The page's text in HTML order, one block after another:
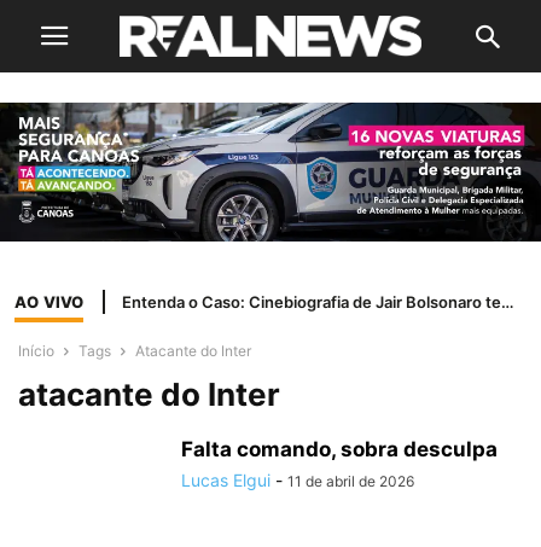
AO VIVO Entenda o Caso: Cinebiografia de Jair Bolsonaro tem problemas com a Ancine
Início Tags Atacante do Inter
atacante do Inter
Falta comando, sobra desculpa
Lucas Elgui - 11 de abril de 2026